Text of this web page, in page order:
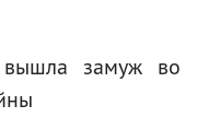
вышла замуж во